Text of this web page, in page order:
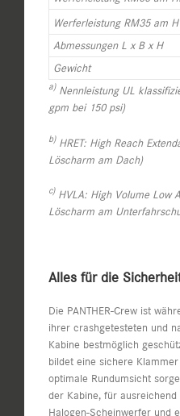
Werferleistung RM35 am
Abmessungen L x B x H
Gewicht
a)Nennleistung UL
gpm bei 150 psi)
b)HRET: High Reach
Löscharm am Dach)
c)HVLA: High Volume Low
Löscharm am
Alles für die
Die PANTHER-Crew ist
ihrer crashgetesteten und
Kabine bestmöglich
bildet eine sichere
optimale Rundumsicht
der Kabine, für
Halogen-Scheinwerfer und